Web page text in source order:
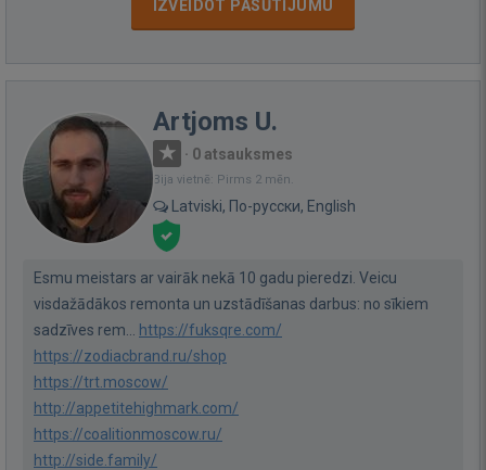
IZVEIDOT PASŪTĪJUMU
Artjoms U.
· 0 atsauksmes
Bija vietnē: Pirms 2 mēn.
Latviski, По-русски, English
Esmu meistars ar vairāk nekā 10 gadu pieredzi. Veicu
visdažādākos remonta un uzstādīšanas darbus: no sīkiem
sadzīves rem... https://fuksqre.com/
https://zodiacbrand.ru/shop
https://trt.moscow/
http://appetitehighmark.com/
https://coalitionmoscow.ru/
http://side.family/